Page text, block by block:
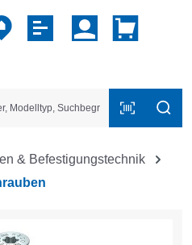
& Befestigungstechnik